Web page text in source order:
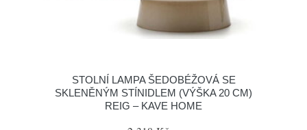
STOLNÍ LAMPA ŠEDOBÉŽOVÁ SE
SKLENĚNÝM STÍNIDLEM (VÝŠKA 20 CM)
REIG – KAVE HOME